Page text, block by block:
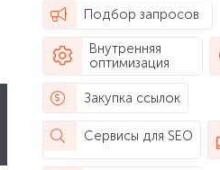
Внутренняя
оптимизация
Подбор запросов
Закупка ссылок
Сервисы для SEO